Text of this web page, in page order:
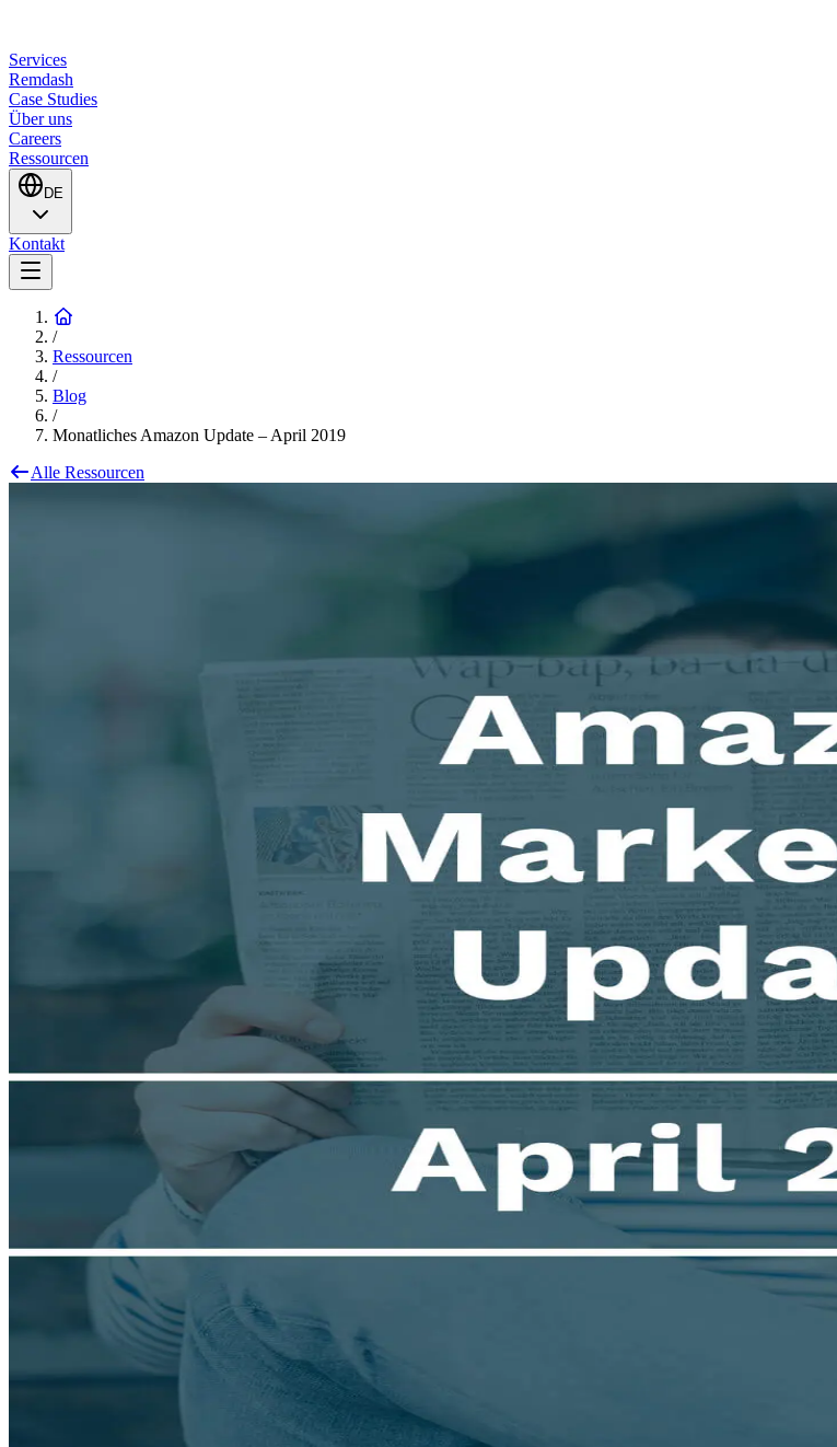
Services
Remdash
Case Studies
Über uns
Careers
Ressourcen
DE
Kontakt
/
Ressourcen
/
Blog
/
Monatliches Amazon Update – April 2019
Alle Ressourcen